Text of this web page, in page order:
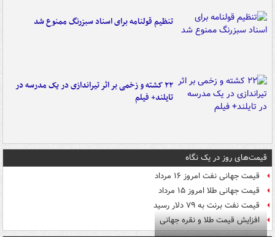
تنظیم قولنامه برای اسناد سبزرنگ ممنوع شد
۲۲ کشته و زخمی بر اثر تیراندازی در یک مدرسه در
تایلند+ فیلم
قیمت‌های روز در یک نگاه
قیمت جهانی نفت امروز ۱۶ مرداد
قیمت جهانی طلا امروز ۱۵ مرداد
قیمت نفت برنت به ۷۹ دلار رسید
افزایش قیمت طلا و نقره جهانی